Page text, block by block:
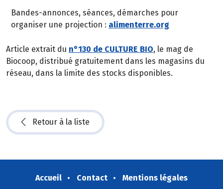
Bandes-annonces, séances, démarches pour
organiser une projection : alimenterre.org
Article extrait du n°130 de CULTURE BIO, le mag de
Biocoop, distribué gratuitement dans les magasins du
réseau, dans la limite des stocks disponibles.
Retour à la liste
Accueil Contact
Mentions légales